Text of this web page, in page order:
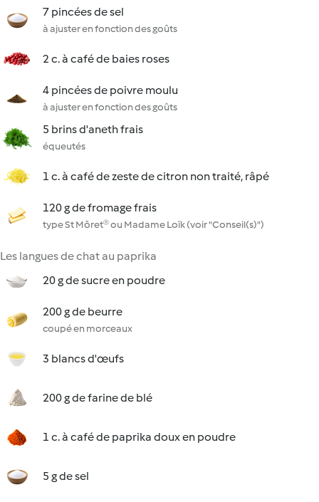
7 pincées de sel
à ajuster en fonction des goûts
2 c. à café de baies roses
4 pincées de poivre moulu
à ajuster en fonction des goûts
5 brins d'aneth frais
équeutés
1 c. à café de zeste de citron non traité, râpé
120 g de fromage frais
type St Môret® ou Madame Loïk (voir "Conseil(s)")
Les langues de chat au paprika
20 g de sucre en poudre
200 g de beurre
coupé en morceaux
3 blancs d'œufs
200 g de farine de blé
1 c. à café de paprika doux en poudre
5 g de sel